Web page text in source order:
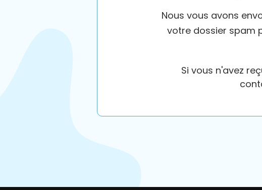
Nous vous avons
votre dossier spam
Si vous n'avez